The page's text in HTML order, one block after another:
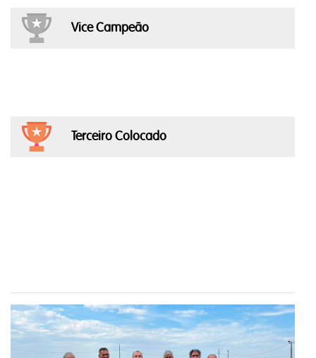
Vice Campeão
Terceiro Colocado